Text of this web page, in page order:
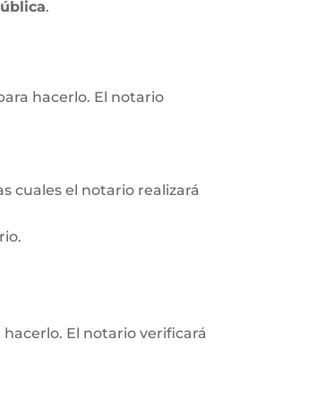
.
hacerlo. El notario
cuales el notario realizará
El notario verificará